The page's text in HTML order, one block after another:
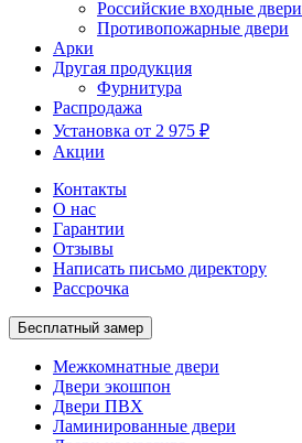
Российские входные двери
Противопожарные двери
Арки
Другая продукция
Фурнитура
Распродажа
Установка от 2 975 ₽
Акции
Контакты
О нас
Гарантии
Отзывы
Написать письмо директору
Рассрочка
Бесплатный замер
Межкомнатные двери
Двери экошпон
Двери ПВХ
Ламинированные двери